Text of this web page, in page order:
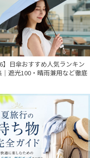
】日傘おすすめ人気ランキン
｜遮光100・晴雨兼用など徹底